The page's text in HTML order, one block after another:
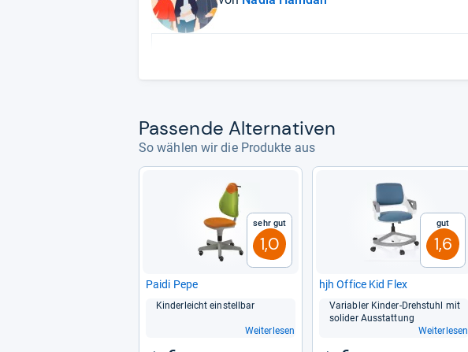
Pas­sende Alter­na­ti­ven
So wählen wir die Produkte aus
Sehr gut
1,0
Paidi Pepe
Kin­der­leicht ein­stell­bar
Weiterlesen
Gut
1,6
hjh Office Kid Flex
Varia­bler Kin­der-​Dreh­stuhl mit
soli­der Aus­stat­tung
Weiterlesen